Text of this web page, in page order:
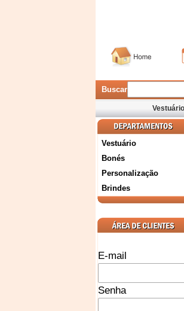
Buscar
Vestuário
Vestuário
Bonés
Personalização
Brindes
E-mail
Senha